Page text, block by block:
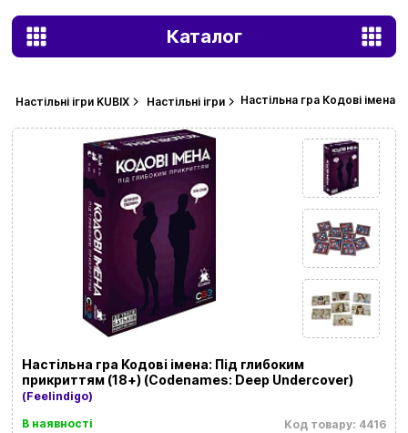
Каталог
Настільні ігри KUBIX Настільні ігри Настільна гра Кодові
Настільна гра Кодові імена: Під глибоким
прикриттям (18+) (Codenames: Deep Undercover)
(Feelindigo)
Код товару: 4416
В наявності